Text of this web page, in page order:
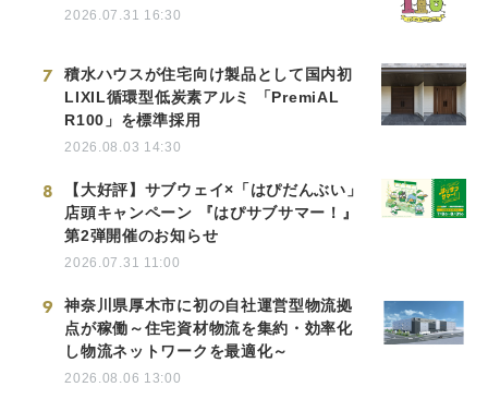
2026.07.31 16:30
7
積水ハウスが住宅向け製品として国内初
LIXIL循環型低炭素アルミ 「PremiAL
R100」を標準採用
2026.08.03 14:30
8
【大好評】サブウェイ×「はぴだんぶい」
店頭キャンペーン 『はぴサブサマー！』
第2弾開催のお知らせ
2026.07.31 11:00
9
神奈川県厚木市に初の自社運営型物流拠
点が稼働～住宅資材物流を集約・効率化
し物流ネットワークを最適化～
2026.08.06 13:00